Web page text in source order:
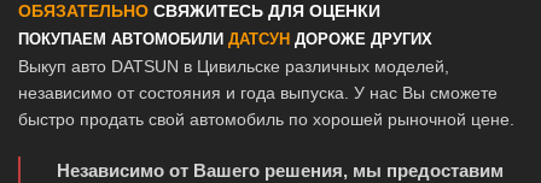
ОБЯЗАТЕЛЬНО СВЯЖИТЕСЬ ДЛЯ ОЦЕНКИ
ПОКУПАЕМ АВТОМОБИЛИ ДАТСУН ДОРОЖЕ ДРУГИХ
Выкуп авто DATSUN в Цивильске различных моделей,
независимо от состояния и года выпуска. У нас Вы сможете
быстро продать свой автомобиль по хорошей рыночной цене.
Независимо от Вашего решения, мы предоставим